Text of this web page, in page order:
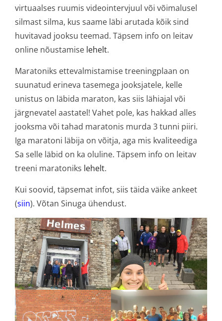
virtuaalses ruumis videointervjuul või võimalusel
silmast silma, kus saame läbi arutada kõik sind
huvitavad jooksu teemad. Täpsem info on leitav
online nõustamise lehelt.
Maratoniks ettevalmistamise treeningplaan on
suunatud erineva tasemega jooksjatele, kelle
unistus on läbida maraton, kas siis lähiajal või
järgnevatel aastatel! Vahet pole, kas hakkad alles
jooksma või tahad maratonis murda 3 tunni piiri.
Iga maratoni läbija on võitja, aga mis kvaliteediga
Sa selle läbid on ka oluline. Täpsem info on leitav
treeni maratoniks lehelt.
Kui soovid, täpsemat infot, siis täida väike ankeet
(siin). Võtan Sinuga ühendust.